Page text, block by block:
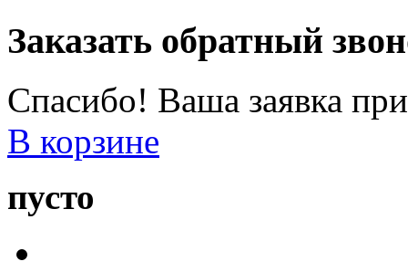
Заказать обратный
Спасибо! Ваша заявка
В корзине
пусто